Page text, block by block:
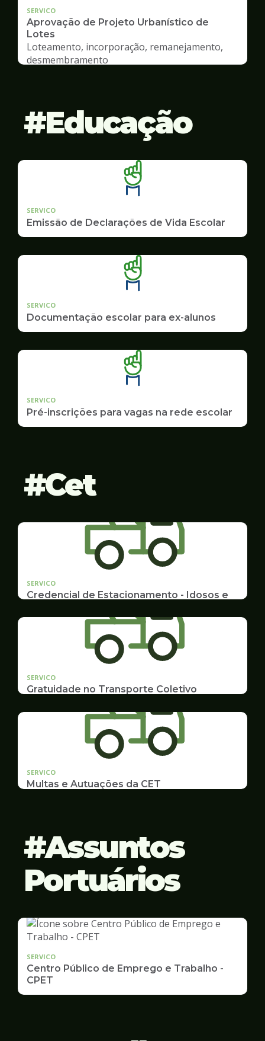
SERVICO
Aprovação de Projeto Urbanístico de
Lotes
Loteamento, incorporação, remanejamento,
desmembramento
Educação
SERVICO
Emissão de Declarações de Vida Escolar
SERVICO
Documentação escolar para ex-alunos
SERVICO
Pré-inscrições para vagas na rede escolar
Cet
SERVICO
Credencial de Estacionamento - Idosos e
Cadastramento e Renovação
SERVICO
Gratuidade no Transporte Coletivo
Estudantes
SERVICO
Multas e Autuações da CET
Assuntos
Portuários
SERVICO
Centro Público de Emprego e Trabalho -
CPET